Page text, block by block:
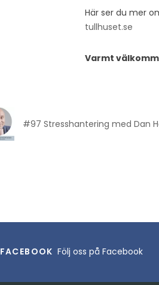
Här ser du mer
tullhuset.se
Varmt
#97 Stresshantering med Dan
FACEBOOK Följ oss på Facebook